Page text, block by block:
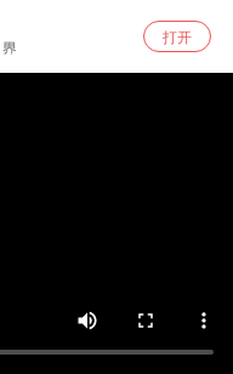
打开